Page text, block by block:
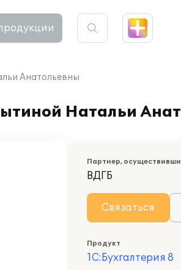
Анатольевны
Натальи
Партнер,
ВДГБ
Связаться
Продукт
1С:Бухгалтерия 8